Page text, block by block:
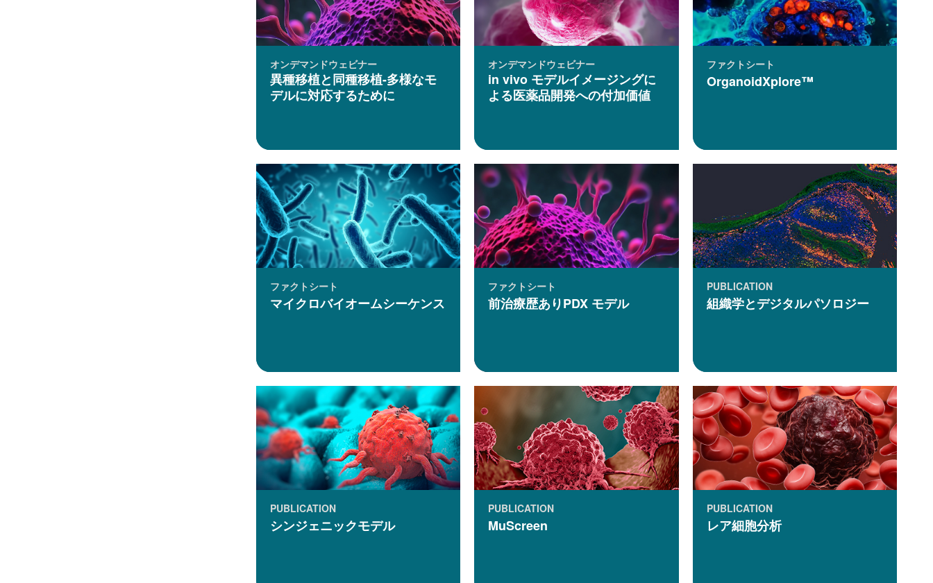
オンデマンドウェビナー
異種移植と同種移植-多様なモ
デルに対応するために
オンデマンドウェビナー
in vivo モデルイメージングに
よる医薬品開発への付加価値
ファクトシート
OrganoidXplore™
ファクトシート
マイクロバイオームシーケンス
ファクトシート
前治療歴ありPDX モデル
PUBLICATION
組織学とデジタルパソロジー
PUBLICATION
シンジェニックモデル
PUBLICATION
MuScreen
PUBLICATION
レア細胞分析